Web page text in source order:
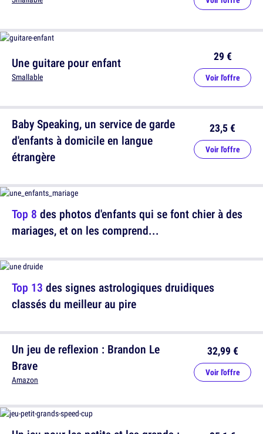
Une guitare pour enfant
Smallable
29 €
Voir l'offre
Top 8 des photos d'enfants qui se font chier à des
mariages, et on les comprend...
Un jeu de reflexion : Brandon Le
Brave
Amazon
32,99 €
Voir l'offre
Baby Speaking, un service de garde
d'enfants à domicile en langue
étrangère
23,5 €
Voir l'offre
Top 13 des signes astrologiques druidiques
classés du meilleur au pire